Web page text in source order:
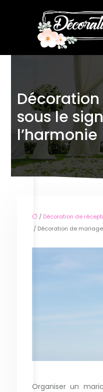
sous le
l’harmonie
/ Décoration de
/ Décoration de
Organiser un